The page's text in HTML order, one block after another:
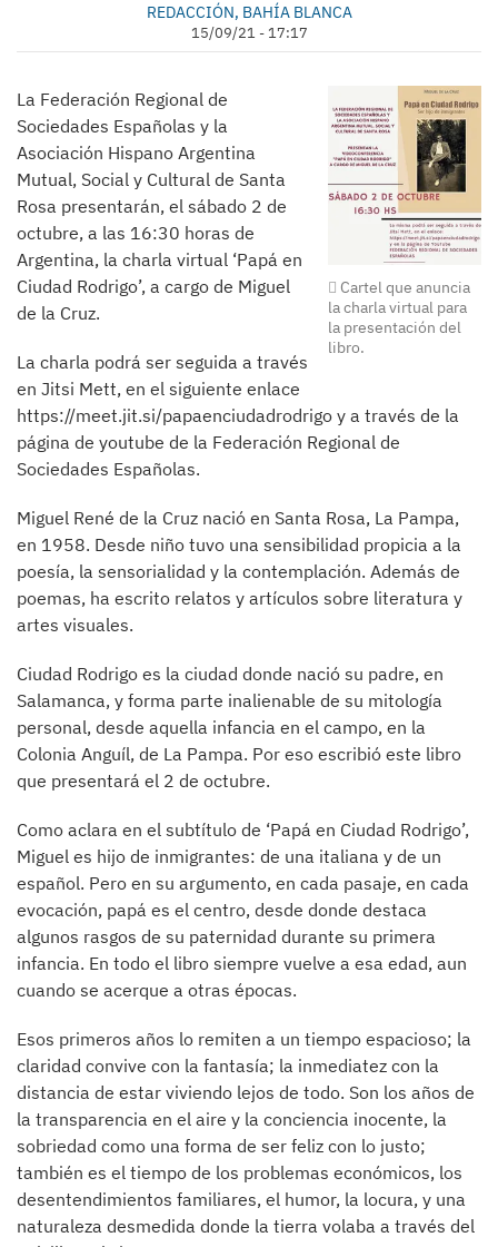
REDACCIÓN, BAHÍA BLANCA
15/09/21 - 17:17
Cartel que anuncia
la charla virtual para
la presentación del
libro.
La Federación Regional de
Sociedades Españolas y la
Asociación Hispano Argentina
Mutual, Social y Cultural de Santa
Rosa presentarán, el sábado 2 de
octubre, a las 16:30 horas de
Argentina, la charla virtual ‘Papá en
Ciudad Rodrigo’, a cargo de Miguel
de la Cruz.
La charla podrá ser seguida a través
en Jitsi Mett, en el siguiente enlace
https://meet.jit.si/papaenciudadrodrigo y a través de la
página de youtube de la Federación Regional de
Sociedades Españolas.
Miguel René de la Cruz nació en Santa Rosa, La Pampa,
en 1958. Desde niño tuvo una sensibilidad propicia a la
poesía, la sensorialidad y la contemplación. Además de
poemas, ha escrito relatos y artículos sobre literatura y
artes visuales.
Ciudad Rodrigo es la ciudad donde nació su padre, en
Salamanca, y forma parte inalienable de su mitología
personal, desde aquella infancia en el campo, en la
Colonia Anguíl, de La Pampa. Por eso escribió este libro
que presentará el 2 de octubre.
Como aclara en el subtítulo de ‘Papá en Ciudad Rodrigo’,
Miguel es hijo de inmigrantes: de una italiana y de un
español. Pero en su argumento, en cada pasaje, en cada
evocación, papá es el centro, desde donde destaca
algunos rasgos de su paternidad durante su primera
infancia. En todo el libro siempre vuelve a esa edad, aun
cuando se acerque a otras épocas.
Esos primeros años lo remiten a un tiempo espacioso; la
claridad convive con la fantasía; la inmediatez con la
distancia de estar viviendo lejos de todo. Son los años de
la transparencia en el aire y la conciencia inocente, la
sobriedad como una forma de ser feliz con lo justo;
también es el tiempo de los problemas económicos, los
desentendimientos familiares, el humor, la locura, y una
naturaleza desmedida donde la tierra volaba a través del